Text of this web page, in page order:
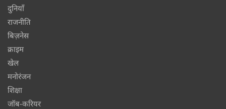
दुनियाँ
राजनीति
बिज़नेस
क्राइम
खेल
मनोरंजन
शिक्षा
जॉब-करियर